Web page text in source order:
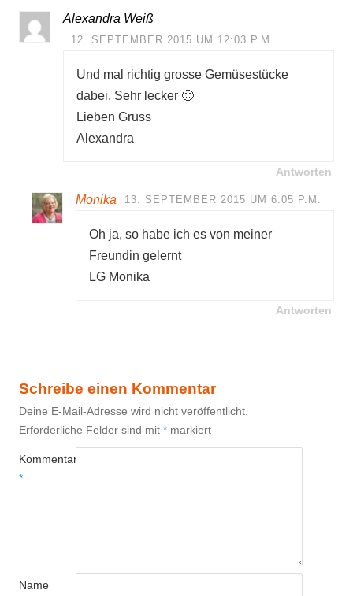
Alexandra Weiß
12. SEPTEMBER 2015 UM 12:03 P.M.
Und mal richtig grosse Gemüsestücke
dabei. Sehr lecker 🙂
Lieben Gruss
Alexandra
Antworten
Monika 13. SEPTEMBER 2015 UM 6:05 P.M.
Oh ja, so habe ich es von meiner
Freundin gelernt
LG Monika
Antworten
Schreibe einen Kommentar
Deine E-Mail-Adresse wird nicht veröffentlicht.
Erforderliche Felder sind mit * markiert
Kommentar
*
Name